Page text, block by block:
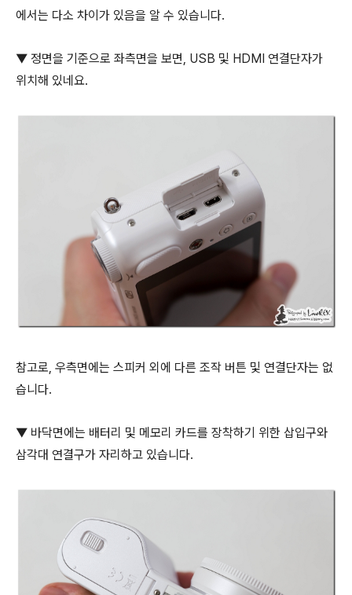
에서는 다소 차이가 있음을 알 수 있습니다.
▼ 정면을 기준으로 좌측면을 보면, USB 및 HDMI 연결단자가
위치해 있네요.
참고로, 우측면에는 스피커 외에 다른 조작 버튼 및 연결단자는 없
습니다.
▼ 바닥면에는 배터리 및 메모리 카드를 장착하기 위한 삽입구와
삼각대 연결구가 자리하고 있습니다.